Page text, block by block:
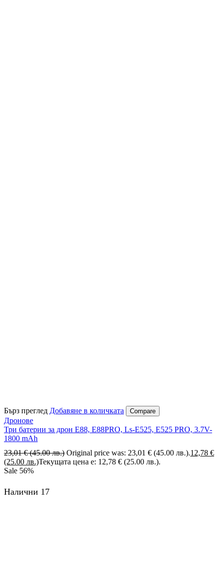
Бърз преглед Добавяне в количката Compare
Дронове
Три батерии за дрон E88, E88PRO, Ls-E525, E525 PRO, 3.7V-
1800 mAh
23,01€ (45.00 лв.) Original price was: 23,01 € (45.00 лв.).12,78 €
(25.00 лв.)Текущата цена е: 12,78 € (25.00 лв.).
Sale 56%
Налични 17